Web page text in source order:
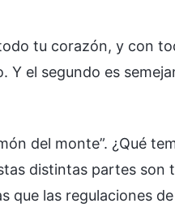
tu corazón, y con
el segundo es
del monte”. ¿Qué
distintas partes son
que las regulaciones de